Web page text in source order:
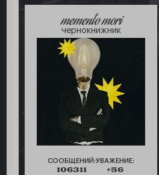
memento mori
чернокнижник
СООБЩЕНИЙ:
106311
УВАЖЕНИЕ:
+56